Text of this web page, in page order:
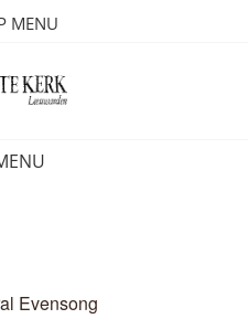
MENU
Evensong